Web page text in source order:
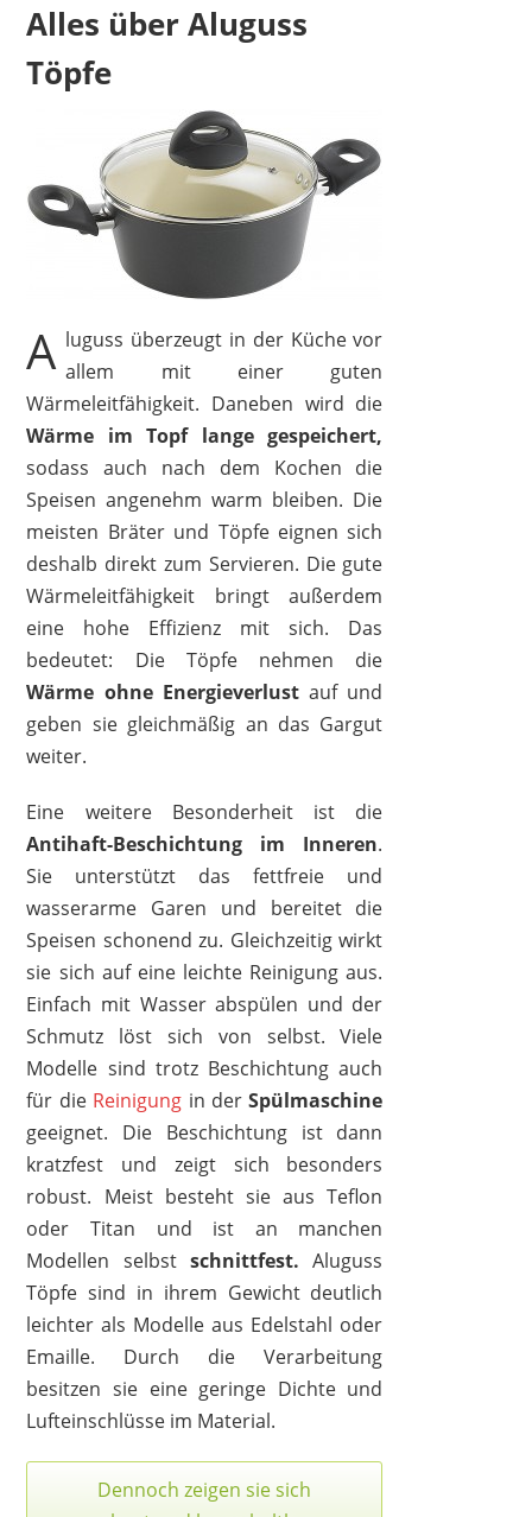
GOLDMANN
34,99 €
25,99 € *
GOLDMANN
46,99 €*
Alles über Aluguss
Töpfe
A luguss überzeugt in der Küche vor
allem mit einer guten
Wärmeleitfähigkeit. Daneben wird die
Wärme im Topf lange gespeichert,
sodass auch nach dem Kochen die
Speisen angenehm warm bleiben. Die
meisten Bräter und Töpfe eignen sich
deshalb direkt zum Servieren. Die gute
Wärmeleitfähigkeit bringt außerdem
eine hohe Effizienz mit sich. Das
bedeutet: Die Töpfe nehmen die
Wärme ohne Energieverlustauf und
geben sie gleichmäßig an das Gargut
weiter.
Eine weitere Besonderheit ist die
Antihaft-Beschichtung im Inneren.
Sie unterstützt das fettfreie und
wasserarme Garen und bereitet die
Speisen schonend zu. Gleichzeitig wirkt
sie sich auf eine leichte Reinigung aus.
Einfach mit Wasser abspülen und der
Schmutz löst sich von selbst. Viele
Modelle sind trotz Beschichtung auch
für die Reinigung in derSpülmaschine
geeignet. Die Beschichtung ist dann
kratzfest und zeigt sich besonders
robust. Meist besteht sie aus Teflon
oder Titan und ist an manchen
Modellen selbstschnittfest. Aluguss
Töpfe sind in ihrem Gewicht deutlich
leichter als Modelle aus Edelstahl oder
Emaille. Durch die Verarbeitung
besitzen sie eine geringe Dichte und
Lufteinschlüsse im Material.
Dennoch zeigen sie sich